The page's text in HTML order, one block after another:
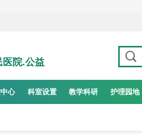
医院.公益 
心 科室设置 教学科研 护理园地